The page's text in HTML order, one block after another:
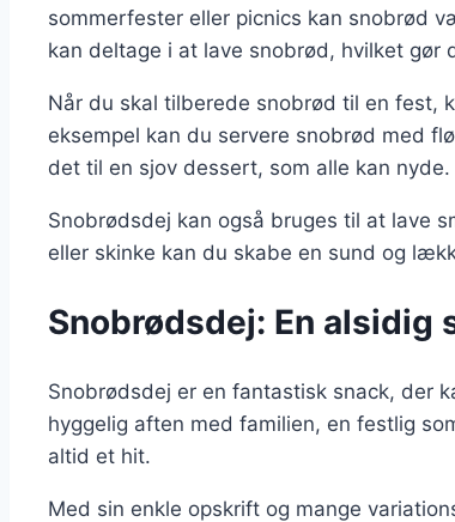
sommerfester eller picnics kan snobrød
kan deltage i at lave snobrød, hvilket
Når du skal tilberede snobrød til en fest,
eksempel kan du servere snobrød med
det til en sjov dessert, som alle kan nyde.
Snobrødsdej kan også bruges til at lave
eller skinke kan du skabe en sund og
Snobrødsdej: En
Snobrødsdej er en fantastisk snack, der
hyggelig aften med familien, en festlig
altid et hit.
Med sin enkle opskrift og mange